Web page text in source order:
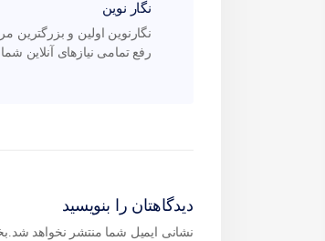
نگار نوین
رفع تمامی نیازهای آنلاین
دیدگاهتان را بنویسید
نشانی ایمیل شما منتشر نخواهد شد.